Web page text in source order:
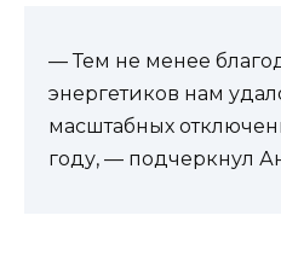
— Тем не менее
энергетиков нам
масштабных
году, — подчеркнул